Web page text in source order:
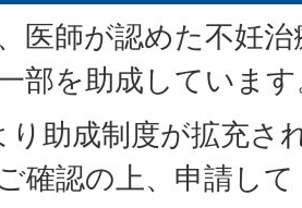
医師が認めた不妊
部を助成していま
り助成制度が拡充さ
確認の上、申請し